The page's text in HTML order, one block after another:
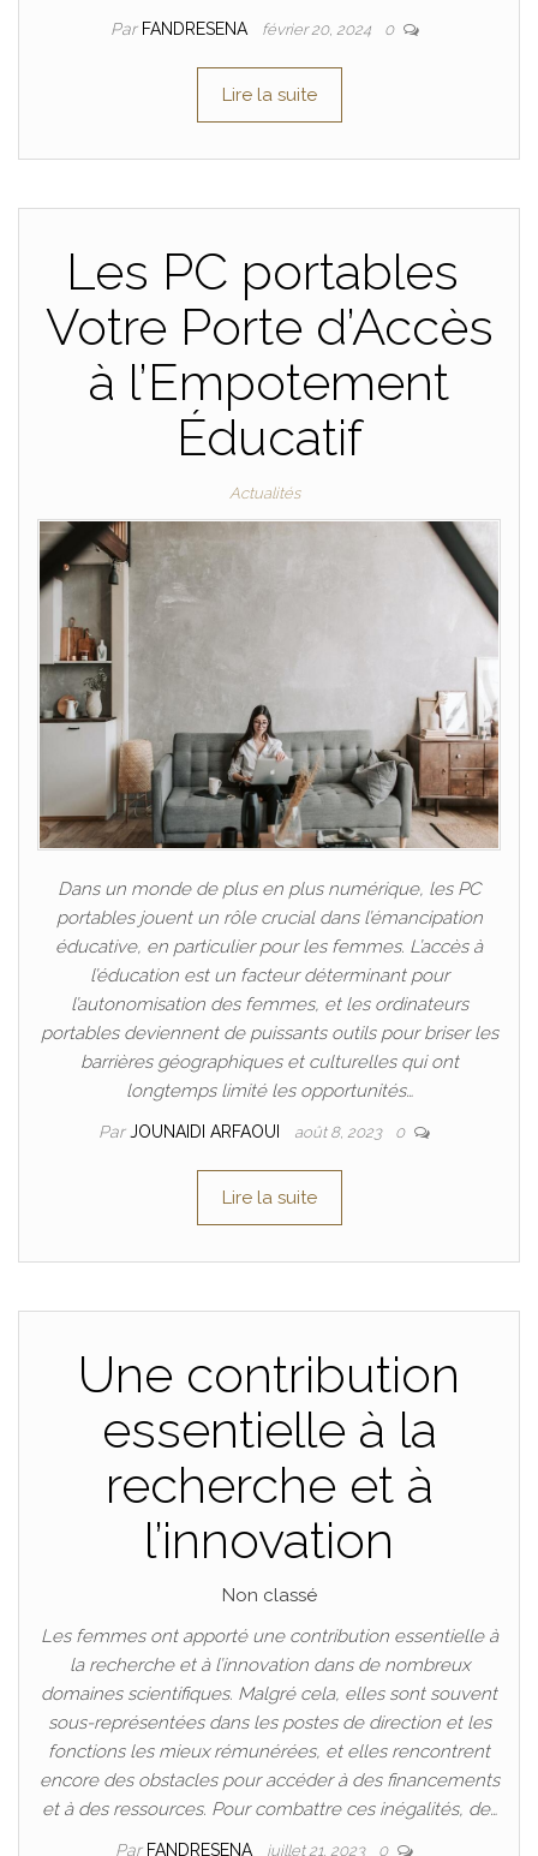
Par FANDRESENA février 20, 2024 0
Lire la suite
Les PC portables
Votre Porte d’Accès
à l’Empotement
Éducatif
Actualités
Dans un monde de plus en plus numérique, les PC
portables jouent un rôle crucial dans l’émancipation
éducative, en particulier pour les femmes. L’accès à
l’éducation est un facteur déterminant pour
l’autonomisation des femmes, et les ordinateurs
portables deviennent de puissants outils pour briser les
barrières géographiques et culturelles qui ont
longtemps limité les opportunités…
ParJOUNAIDI ARFAOUI août 8, 2023 0
Lire la suite
Une contribution
essentielle à la
recherche et à
l’innovation
Non classé
Les femmes ont apporté une contribution essentielle à
la recherche et à l’innovation dans de nombreux
domaines scientifiques. Malgré cela, elles sont souvent
sous-représentées dans les postes de direction et les
fonctions les mieux rémunérées, et elles rencontrent
encore des obstacles pour accéder à des financements
et à des ressources. Pour combattre ces inégalités, de…
Par FANDRESENA juillet 21, 2023 0